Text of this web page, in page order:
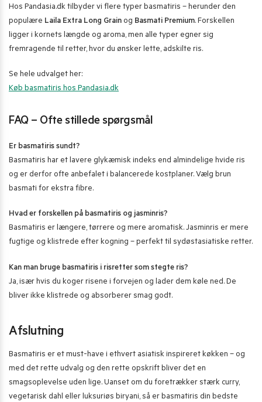
Hos Pandasia.dk tilbyder vi flere typer basmatiris – herunder den
populære Laila Extra Long Grain og Basmati Premium. Forskellen
ligger i kornets længde og aroma, men alle typer egner sig
fremragende til retter, hvor du ønsker lette, adskilte ris.
Se hele udvalget her:
Køb basmatiris hos Pandasia.dk
FAQ – Ofte stillede spørgsmål
Er basmatiris sundt?
Basmatiris har et lavere glykæmisk indeks end almindelige hvide ris
og er derfor ofte anbefalet i balancerede kostplaner. Vælg brun
basmati for ekstra fibre.
Hvad er forskellen på basmatiris og jasminris?
Basmatiris er længere, tørrere og mere aromatisk. Jasminris er mere
fugtige og klistrede efter kogning – perfekt til sydøstasiatiske retter.
Kan man bruge basmatiris i risretter som stegte ris?
Ja, især hvis du koger risene i forvejen og lader dem køle ned. De
bliver ikke klistrede og absorberer smag godt.
Afslutning
Basmatiris er et must-have i ethvert asiatisk inspireret køkken – og
med det rette udvalg og den rette opskrift bliver det en
smagsoplevelse uden lige. Uanset om du foretrækker stærk curry,
vegetarisk dahl eller luksuriøs biryani, så er basmatiris din bedste